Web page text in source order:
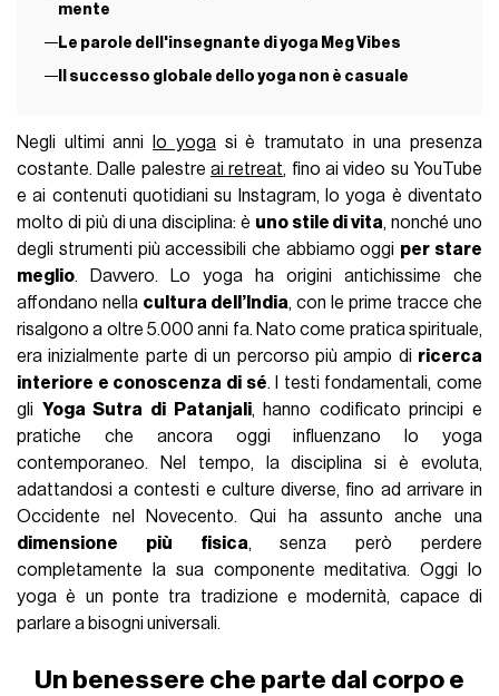
mente
Le parole dell'insegnante di yoga Meg Vibes
Il successo globale dello yoga non è casuale
Negli ultimi anni lo yogasi è tramutato in una presenza
costante. Dalle palestreai retreat, fino ai video su YouTube
e ai contenuti quotidiani su Instagram, lo yoga è diventato
molto di più di una disciplina: è uno stile di vita, nonché uno
degli strumenti più accessibili che abbiamo oggi per stare
meglio. Davvero. Lo yoga ha origini antichissime che
affondano nella cultura dell’India, con le prime tracce che
risalgono a oltre 5.000 anni fa. Nato come pratica spirituale,
era inizialmente parte di un percorso più ampio di ricerca
interiore e conoscenza di sé. I testi fondamentali, come
gli Yoga Sutra di Patanjali, hanno codificato principi e
pratiche che ancora oggi influenzano lo yoga
contemporaneo. Nel tempo, la disciplina si è evoluta,
adattandosi a contesti e culture diverse, fino ad arrivare in
Occidente nel Novecento. Qui ha assunto anche una
dimensione più fisica, senza però perdere
completamente la sua componente meditativa. Oggi lo
yoga è un ponte tra tradizione e modernità, capace di
parlare a bisogni universali.
Un benessere che parte dal corpo e